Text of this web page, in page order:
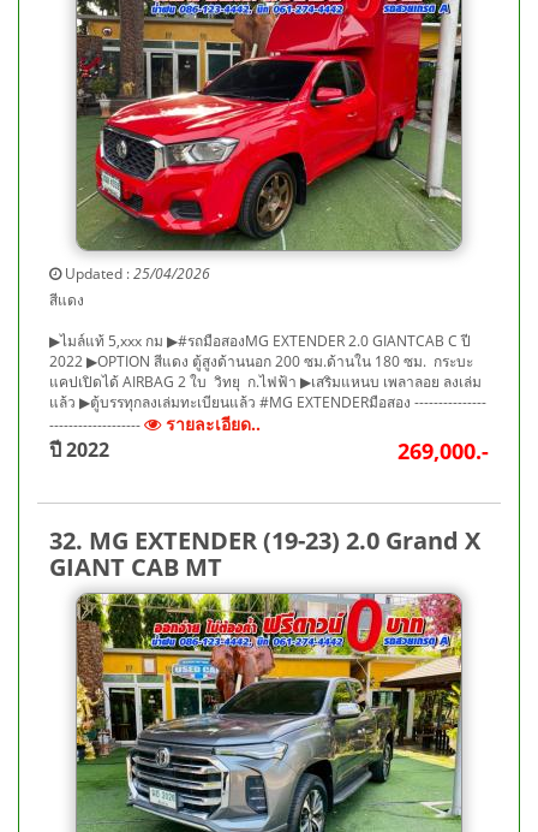
Updated :25/04/2026
สีแดง
▶ไมล์แท้ 5,xxx กม ▶#รถมือสองMG EXTENDER 2.0 GIANTCAB C ปี
2022 ▶OPTION สีแดง ตู้สูงด้านนอก 200 ซม.ด้านใน 180 ซม. กระบะ
แคปเปิดได้ AIRBAG 2 ใบ วิทยุ ก.ไฟฟ้า ▶เสริมแหนบ เพลาลอย ลงเล่ม
แล้ว ▶ตู้บรรทุกลงเล่มทะเบียนแล้ว #MG EXTENDERมือสอง ---------------
-------------------
รายละเอียด..
ปี 2022 269,000.-
32. MG EXTENDER (19-23) 2.0 Grand X
GIANT CAB MT